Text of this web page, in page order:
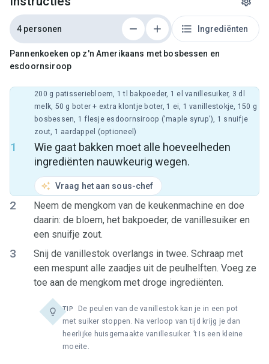
4 personen Ingrediënten
Pannenkoeken op z'n Amerikaans met bosbessen en
esdoornsiroop
1
Wie gaat bakken moet alle hoeveelheden
ingrediënten nauwkeurig wegen.
Vraag het aan sous-chef
200 g patisseriebloem, 1 tl bakpoeder, 1 el vanillesuiker, 3 dl
melk, 50 g boter + extra klontje boter, 1 ei, 1 vanillestokje, 150 g
bosbessen, 1 flesje esdoornsiroop ('maple syrup'), 1 snuifje
zout, 1 aardappel (optioneel)
2
Neem de mengkom van de keukenmachine en doe
daarin: de bloem, het bakpoeder, de vanillesuiker en
een snuifje zout.
3
Snij de vanillestok overlangs in twee. Schraap met
een mespunt alle zaadjes uit de peulhelften. Voeg ze
toe aan de mengkom met droge ingrediënten.
TIP
De peulen van de vanillestok kan je in een pot
met suiker stoppen. Na verloop van tijd krijg je dan
heerlijke huisgemaakte vanillesuiker. ’t Is een kleine
moeite.